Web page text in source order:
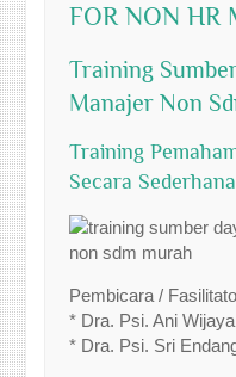
FOR NON HR
Training
Manajer Non
Training
Secara Sederhana
Pembicara /
* Dra. Psi. Ani
* Dra. Psi. Sri